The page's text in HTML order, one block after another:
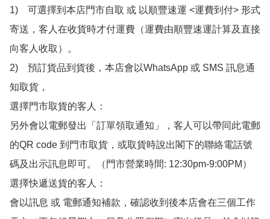
1)　可選擇到本店門市自取 或 以順豐速運 <運費到付> 形式
寄送，客人在收貨時才付運費（運費由順豐速運計算及直接
向客人收取）。
2)　預訂貨品到貨後，本店會以WhatsApp 或 SMS 訊息通
知取貨，
選擇門市取貨的客人：
另外會以電郵發出「訂單領取通知」，客人可以帶同此電郵
的QR code 到門市取貨，或取貨時說出閣下的聯絡電話號
碼及出示訊息即可。（門市營業時間: 12:30pm-9:00PM）
選擇快遞送貨的客人：
會以訊息 或 電郵通知補款，確認收到後本店會在三個工作